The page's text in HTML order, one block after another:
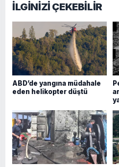
İLGİNİZİ ÇEKEBİLİR
ABD’de yangına müdahale
eden helikopter düştü